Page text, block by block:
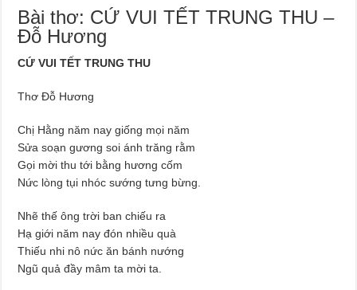
Bài thơ: CỨ VUI TẾT TRUNG THU –
Đỗ Hương
CỨ VUI TẾT TRUNG THU
Thơ Đỗ Hương
Chị Hằng năm nay giống mọi năm
Sửa soạn gương soi ánh trăng rằm
Gọi mời thu tới bằng hương cốm
Nức lòng tụi nhóc sướng tưng bừng.
Nhẽ thế ông trời ban chiếu ra
Hạ giới năm nay đón nhiều quà
Thiếu nhi nô nức ăn bánh nướng
Ngũ quả đầy mâm ta mời ta.